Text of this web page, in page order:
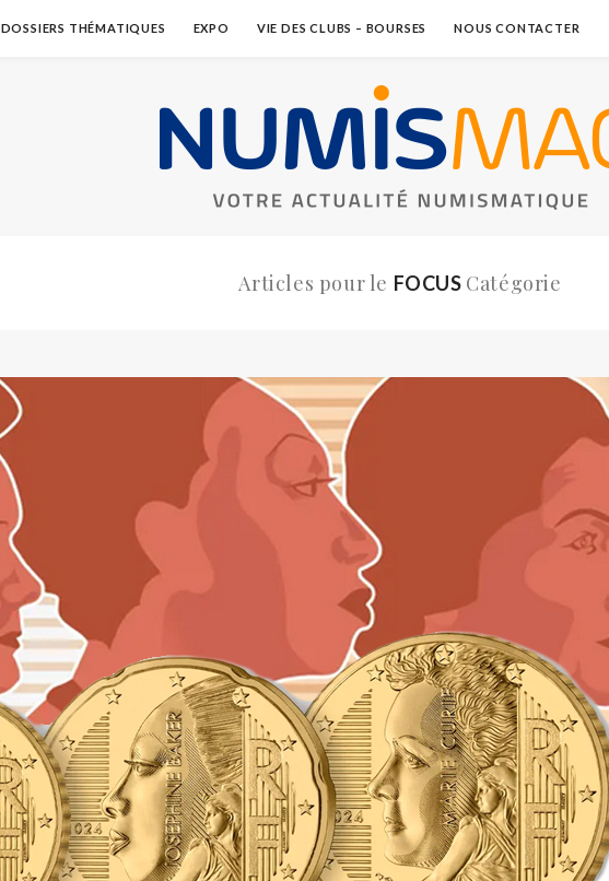
DOSSIERS THÉMATIQUES EXPO VIE DES CLUBS – BOURSES NOUS CONTACTER
Articles pour le FOCUS Catégorie